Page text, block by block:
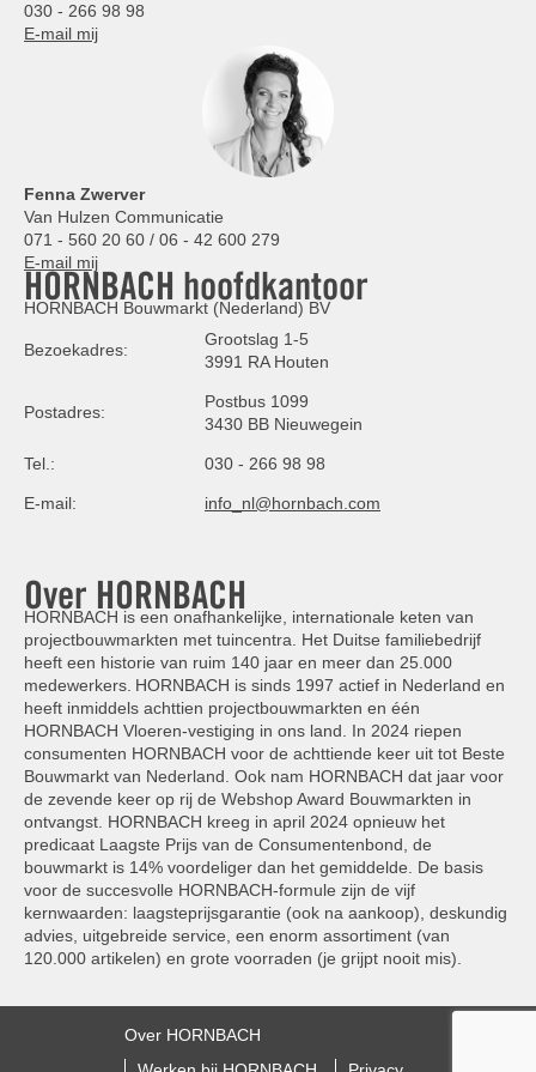
030 - 266 98 98
E-mail mij
Fenna Zwerver
Van Hulzen Communicatie
071 - 560 20 60 / 06 - 42 600 279
E-mail mij
HORNBACH hoofdkantoor
HORNBACH Bouwmarkt (Nederland) BV
Bezoekadres:
Grootslag 1-5
3991 RA Houten
Postadres:
Postbus 1099
3430 BB Nieuwegein
Tel.: 030 - 266 98 98
E-mail: info_nl@hornbach.com
Over HORNBACH
HORNBACH is een onafhankelijke, internationale keten van
projectbouwmarkten met tuincentra. Het Duitse familiebedrijf
heeft een historie van ruim 140 jaar en meer dan 25.000
medewerkers. HORNBACH is sinds 1997 actief in Nederland en
heeft inmiddels achttien projectbouwmarkten en één
HORNBACH Vloeren-vestiging in ons land. In 2024 riepen
consumenten HORNBACH voor de achttiende keer uit tot Beste
Bouwmarkt van Nederland. Ook nam HORNBACH dat jaar voor
de zevende keer op rij de Webshop Award Bouwmarkten in
ontvangst. HORNBACH kreeg in april 2024 opnieuw het
predicaat Laagste Prijs van de Consumentenbond, de
bouwmarkt is 14% voordeliger dan het gemiddelde. De basis
voor de succesvolle HORNBACH-formule zijn de vijf
kernwaarden: laagsteprijsgarantie (ook na aankoop), deskundig
advies, uitgebreide service, een enorm assortiment (van
120.000 artikelen) en grote voorraden (je grijpt nooit mis).
Over HORNBACH